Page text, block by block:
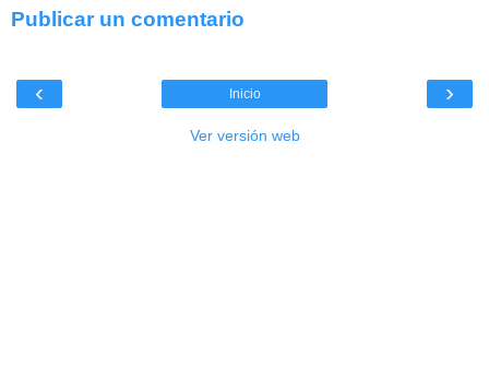
Publicar un comentario
‹ ›
Inicio
Ver versión web